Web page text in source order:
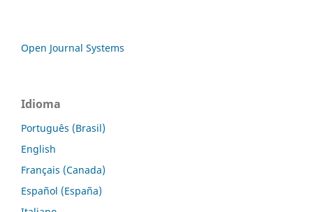
Open Journal Systems
Idioma
Português (Brasil)
English
Français (Canada)
Español (España)